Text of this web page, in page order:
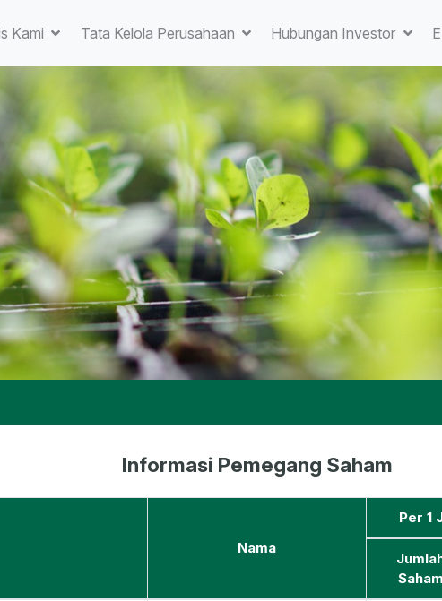
Kami Tata Kelola Perusahaan Hubungan Investor
Informasi Pemegang Saham
Nama
Per 1
Saham